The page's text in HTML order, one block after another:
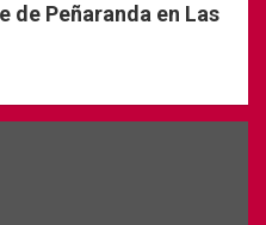
de Peñaranda en Las